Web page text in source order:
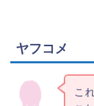
ヤフコメ
こ